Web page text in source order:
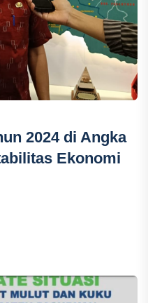
2024 di Angka
Ekonomi